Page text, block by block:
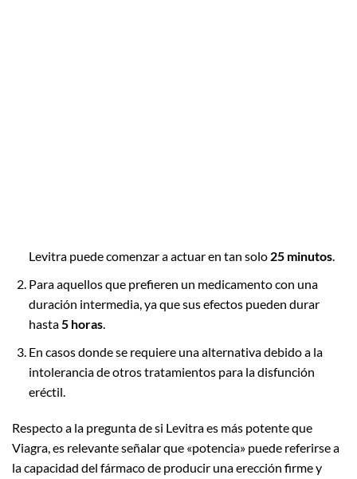
Levitra puede comenzar a actuar en tan solo 25 minutos.
Para aquellos que prefieren un medicamento con una
duración intermedia, ya que sus efectos pueden durar
hasta5 horas.
En casos donde se requiere una alternativa debido a la
intolerancia de otros tratamientos para la disfunción
eréctil.
Respecto a la pregunta de si Levitra es más potente que
Viagra, es relevante señalar que «potencia» puede referirse a
la capacidad del fármaco de producir una erección firme y